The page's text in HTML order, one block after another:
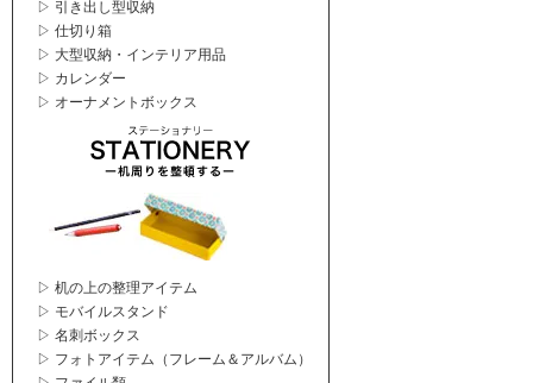
▷ 引き出し型収納
▷ 仕切り箱
▷ 大型収納・インテリア用品
▷ カレンダー
▷ オーナメントボックス
▷ 机の上の整理アイテム
▷ モバイルスタンド
▷ 名刺ボックス
▷ フォトアイテム（フレーム＆アルバム）